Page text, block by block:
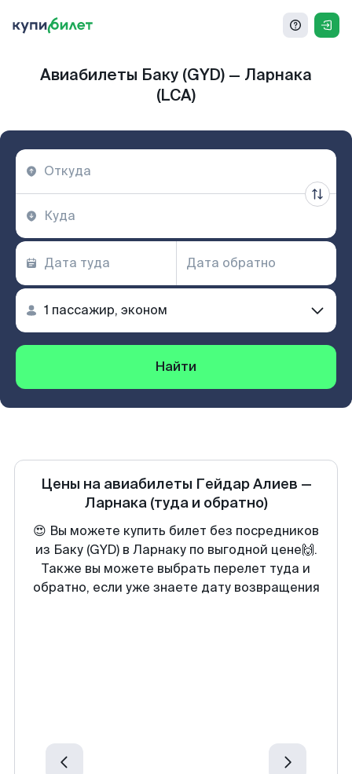
Авиабилеты Баку (GYD) — Ларнака
(LCA)
Найти
Цены на авиабилеты Гейдар Алиев —
Ларнака (туда и обратно)
😍 Вы можете купить билет без посредников
из Баку (GYD) в Ларнаку по выгодной цене🙌.
Также вы можете выбрать перелет туда и
обратно, если уже знаете дату возвращения